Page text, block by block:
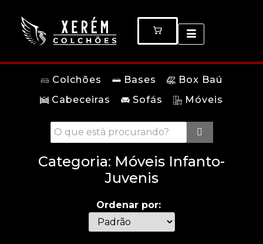
Colchões Bases
Box Baú
Cabeceiras
Sofás Móveis
Categoria: Móveis Infanto-
Juvenis
Ordenar por: